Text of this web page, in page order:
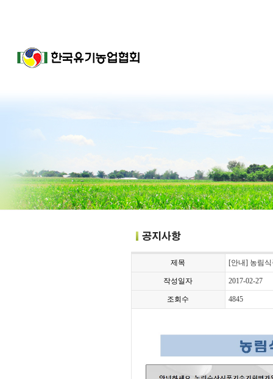
제목 [안내] 농림
작성일자 2017-02-27
조회수 4845